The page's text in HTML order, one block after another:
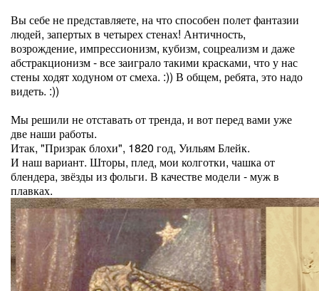
Вы себе не представляете, на что способен полет фантазии
людей, запертых в четырех стенах! Античность,
возрождение, импрессионизм, кубизм, соцреализм и даже
абстракционизм - все заиграло такими красками, что у нас
стены ходят ходуном от смеха. :)) В общем, ребята, это надо
видеть. :))
Мы решили не отставать от тренда, и вот перед вами уже
две наши работы.
Итак, "Призрак блохи", 1820 год, Уильям Блейк.
И наш вариант. Шторы, плед, мои колготки, чашка от
блендера, звёзды из фольги. В качестве модели - муж в
плавках.